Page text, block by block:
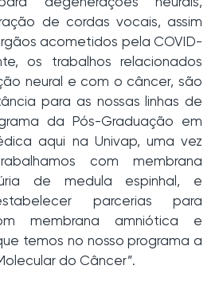
degenerações neurais,
de cordas vocais, assim
acometidos pela COVID-
os trabalhos relacionados
neural e com o câncer, são
para as nossas linhas de
da Pós-Graduação em
aqui na Univap, uma vez
com membrana
de medula espinhal, e
parcerias para
membrana amniótica e
temos no nosso programa a
do Câncer”.